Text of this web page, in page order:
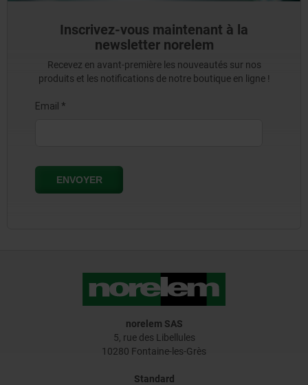
Inscrivez-vous maintenant à la
newsletter norelem
Recevez en avant-première les nouveautés sur nos
produits et les notifications de notre boutique en ligne !
norelem SAS
5, rue des Libellules
10280 Fontaine-les-Grès
Standard